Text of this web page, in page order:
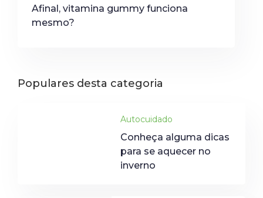
Afinal, vitamina gummy funciona
mesmo?
Populares desta categoria
Autocuidado
Conheça alguma dicas
para se aquecer no
inverno